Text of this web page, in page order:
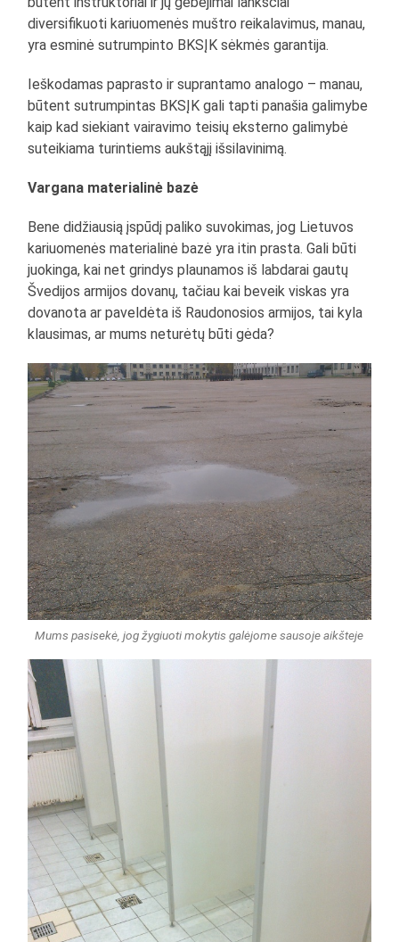
diversifikuoti kariuomenės muštro reikalavimus, manau,
yra esminė sutrumpinto BKSĮK sėkmės garantija.
Ieškodamas paprasto ir suprantamo analogo – manau,
būtent sutrumpintas BKSĮK gali tapti panašia galimybe
kaip kad siekiant vairavimo teisių eksterno galimybė
suteikiama turintiems aukštąjį išsilavinimą.
Vargana materialinė bazė
Bene didžiausią įspūdį paliko suvokimas, jog Lietuvos
kariuomenės materialinė bazė yra itin prasta. Gali būti
juokinga, kai net grindys plaunamos iš labdarai gautų
Švedijos armijos dovanų, tačiau kai beveik viskas yra
dovanota ar paveldėta iš Raudonosios armijos, tai kyla
klausimas, ar mums neturėtų būti gėda?
Mums pasisekė, jog žygiuoti mokytis galėjome sausoje aikšteje